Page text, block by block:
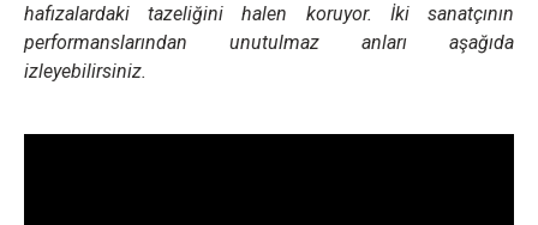
hafızalardaki tazeliğini halen koruyor. İki sanatçının
performanslarından unutulmaz anları aşağıda
izleyebilirsiniz.